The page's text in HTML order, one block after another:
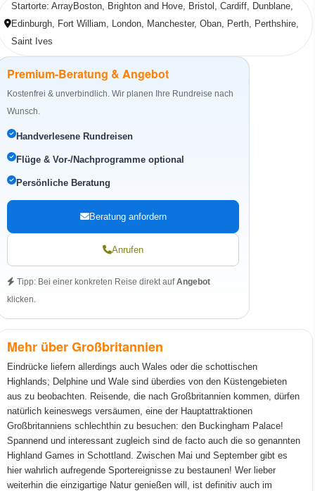
Startorte: ArrayBoston, Brighton and Hove, Bristol, Cardiff, Dunblane,
Edinburgh, Fort William, London, Manchester, Oban, Perth, Perthshire,
Saint Ives
Premium-Beratung & Angebot
Kostenfrei & unverbindlich. Wir planen Ihre Rundreise nach
Wunsch.
Handverlesene Rundreisen
Flüge & Vor-/Nachprogramme optional
Persönliche Beratung
Beratung anfordern
Anrufen
Tipp: Bei einer konkreten Reise direkt aufAngebot
klicken.
Mehr über Großbritannien
Eindrücke liefern allerdings auch Wales oder die schottischen
Highlands; Delphine und Wale sind überdies von den Küstengebieten
aus zu beobachten. Reisende, die nach Großbritannien kommen, dürfen
natürlich keineswegs versäumen, eine der Hauptattraktionen
Großbritanniens schlechthin zu besuchen: den Buckingham Palace!
Spannend und interessant zugleich sind de facto auch die so genannten
Highland Games in Schottland. Zwischen Mai und September gibt es
hier wahrlich aufregende Sportereignisse zu bestaunen! Wer lieber
weiterhin die einzigartige Natur genießen will, ist definitiv auch im